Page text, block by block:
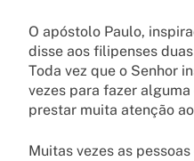
O apóstolo Paulo,
disse aos filipenses
Toda vez que o Senhor
vezes para fazer
prestar muita atenção
Muitas vezes as